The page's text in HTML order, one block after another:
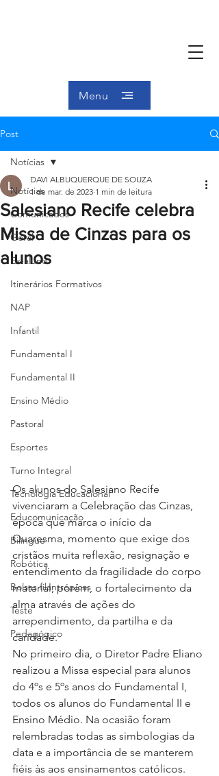
Menu
Post
Notícias
Comunicados
Geral
Ex-aluno
Itinerários Formativos
NAP
Infantil
Fundamental I
Fundamental II
Ensino Médio
Pastoral
Esportes
Turno Integral
Tecnologia Educacional
Educomunicação
Bilíngue
Robótica
Bolsas filantrópicas
Teste
Pedagógico
Notícias
Salesiano Recife celebra
Missa de Cinzas para os
alunos
DAVI ALBUQUERQUE DE SOUZA
1 de mar. de 2023 1 min de leitura
Os alunos do Salesiano Recife
vivenciaram a Celebração das Cinzas,
época que marca o início da
Quaresma, momento que exige dos
cristãos muita reflexão, resignação e
entendimento da fragilidade do corpo
material, porém, o fortalecimento da
alma através de ações do
arrependimento, da partilha e da
caridade.
No primeiro dia, o Diretor Padre Eliano
realizou a Missa especial para alunos
do 4ºs e 5ºs anos do Fundamental I,
todos os alunos do Fundamental II e
Ensino Médio. Na ocasião foram
relembradas todas as simbologias da
data e a importância de se manterem
fiéis às aos ensinamentos católicos.